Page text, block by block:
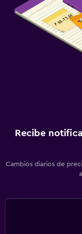
Recibe
Cambios diarios de